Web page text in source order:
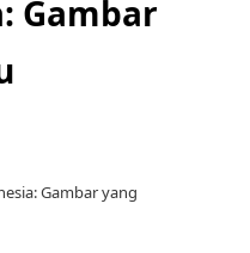
Gambar
Gambar yang